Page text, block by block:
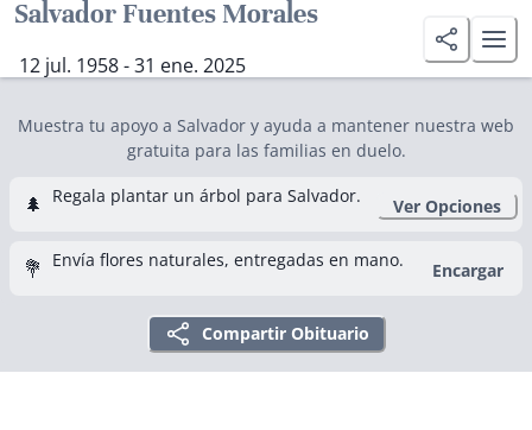
Salvador Fuentes Morales
12 jul. 1958 - 31 ene. 2025
Muestra tu apoyo a Salvador y ayuda a mantener nuestra web
gratuita para las familias en duelo.
🌲 Regala plantar un árbol para Salvador. Ver Opciones
💐 Envía flores naturales, entregadas en mano. Encargar
Compartir Obituario